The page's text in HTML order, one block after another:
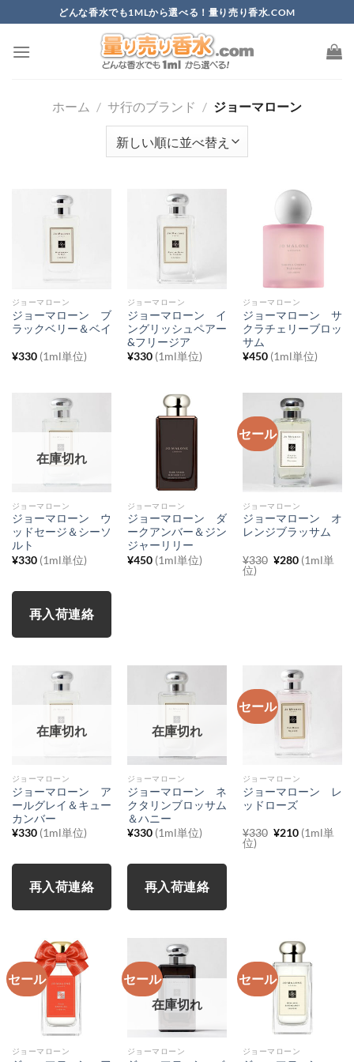
to
content
どんな香水でも1MLから選べる！量り売り香水.COM
ホーム / サ行のブランド / ジョーマローン
ジョーマローン
ジョーマローン ブ
ラックベリー＆ベイ
¥330 (1ml単位)
ジョーマローン
ジョーマローン イ
ングリッシュペアー
&フリージア
¥330 (1ml単位)
ジョーマローン
ジョーマローン サ
クラチェリーブロッ
サム
¥450 (1ml単位)
在庫切れ
ジョーマローン
ジョーマローン ウ
ッドセージ＆シーソ
ルト
¥330 (1ml単位)
再入荷連絡
ジョーマローン
ジョーマローン ダ
ークアンバー＆ジン
ジャーリリー
¥450 (1ml単位)
セール
ジョーマローン
ジョーマローン オ
レンジブラッサム
¥330 元
¥280現
在
(1ml単
位)
在庫切れ
ジョーマローン
ジョーマローン ア
ールグレイ＆キュー
カンバー
¥330 (1ml単位)
再入荷連絡
在庫切れ
ジョーマローン
ジョーマローン ネ
クタリンブロッサム
＆ハニー
¥330 (1ml単位)
再入荷連絡
セール
ジョーマローン
ジョーマローン レ
ッドローズ
¥330 元
¥210現
在
(1ml単
位)
セール
ジョーマローン
セール
在庫切れ
ジョーマローン
セール
ジョーマローン